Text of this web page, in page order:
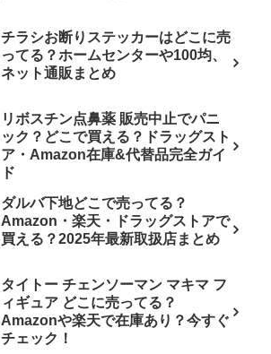
チラシお断りステッカーはどこに売
ってる？ホームセンターや100均、
ネット通販まとめ
リボスチン点鼻薬 販売中止でパニ
ック？どこで買える？ドラッグスト
ア・Amazon在庫&代替品完全ガイ
ド
ダルバ下地どこで売ってる？
Amazon・楽天・ドラッグストアで
買える？2025年最新取扱店まとめ
タイトー チェンソーマン マキマ フ
ィギュア どこに売ってる？
Amazonや楽天で在庫あり？今すぐ
チェック！